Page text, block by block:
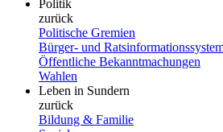
Politik
zurück
Politische Gremien
Bürger- und
Öffentliche Bekanntmachungen
Wahlen
Leben in Sundern
zurück
Bildung & Familie